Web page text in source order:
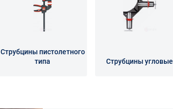
Струбцины пистолетного
типа
Струбцины угловые